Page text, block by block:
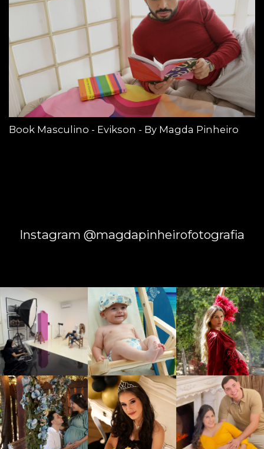
Book Masculino - Evikson - By Magda Pinheiro
Instagram @magdapinheirofotografia